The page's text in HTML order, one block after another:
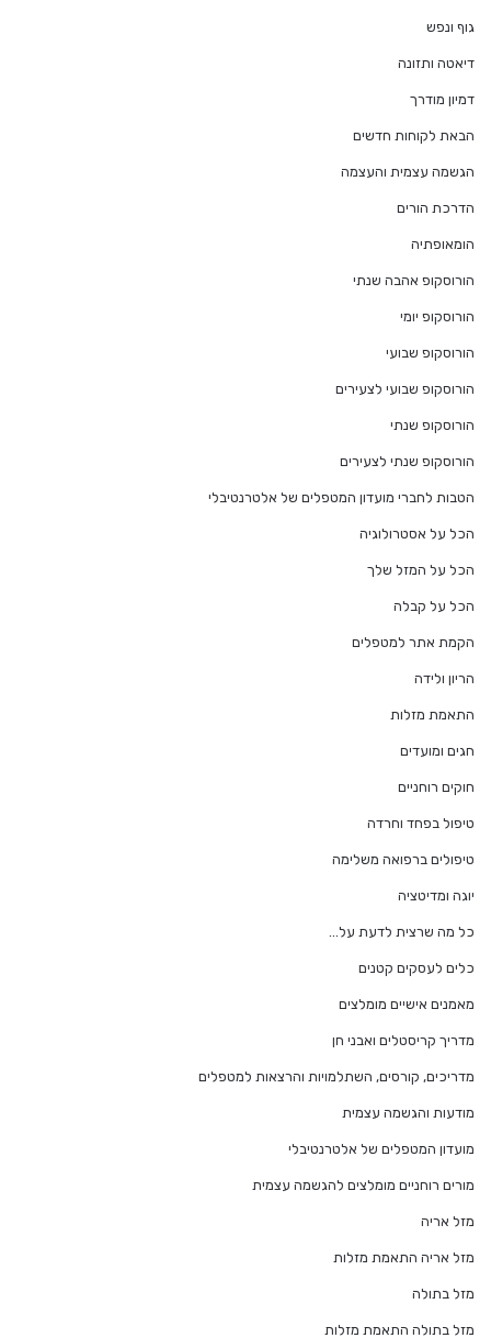
גוף ונפש
דיאטה ותזונה
דמיון מודרך
הבאת לקוחות חדשים
הגשמה עצמית והעצמה
הדרכת הורים
הומאופתיה
הורוסקופ אהבה שנתי
הורוסקופ יומי
הורוסקופ שבועי
הורוסקופ שבועי לצעירים
הורוסקופ שנתי
הורוסקופ שנתי לצעירים
הטבות לחברי מועדון המטפלים של אלטרנטיבלי
הכל על אסטרולוגיה
הכל על המזל שלך
הכל על קבלה
הקמת אתר למטפלים
הריון ולידה
התאמת מזלות
חגים ומועדים
חוקים רוחניים
טיפול בפחד וחרדה
טיפולים ברפואה משלימה
יוגה ומדיטציה
כל מה שרצית לדעת על…
כלים לעסקים קטנים
מאמנים אישיים מומלצים
מדריך קריסטלים ואבני חן
מדריכים, קורסים, השתלמויות והרצאות למטפלים
מודעות והגשמה עצמית
מועדון המטפלים של אלטרנטיבלי
מורים רוחניים מומלצים להגשמה עצמית
מזל אריה
מזל אריה התאמת מזלות
מזל בתולה
מזל בתולה התאמת מזלות